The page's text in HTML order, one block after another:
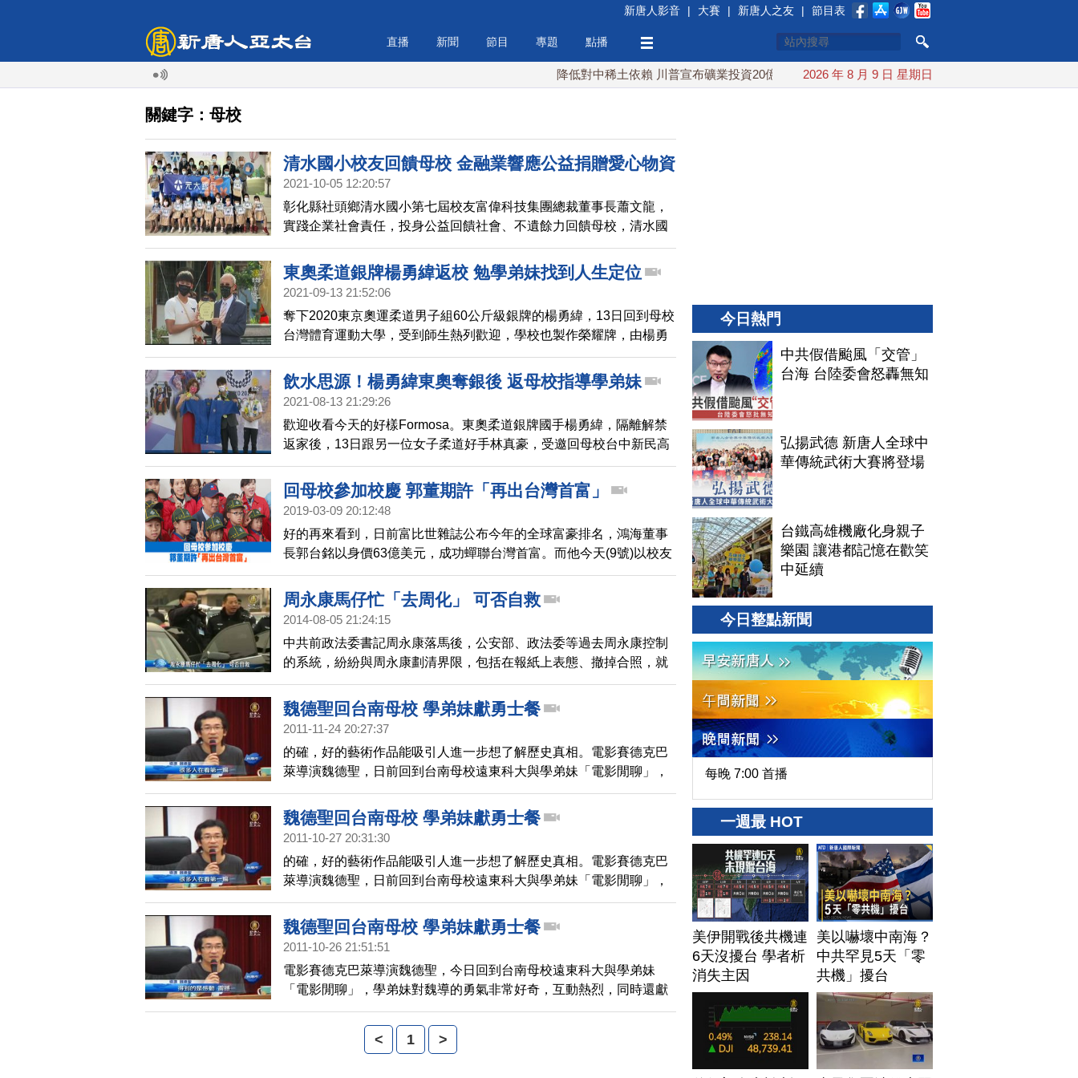
新唐人影音 | 大賽 | 新唐人之友 | 節目表
直播 新聞 節目 專題 點播
降低對中稀土依賴 川普宣布礦業投資20億美元 中東局勢動盪 土耳其沙特巴基斯坦誓共同防禦
2026 年 8 月 9 日 星期日
關鍵字：母校
清水國小校友回饋母校 金融業響應公益捐贈愛心物資
2021-10-05 12:20:57
​彰化縣社頭鄉清水國小第七屆校友富偉科技集團總裁董事長蕭文龍，
實踐企業社會責任，投身公益回饋社會、不遺餘力回饋母校，清水國
小的前庭工程，蕭文龍董事長出資四十萬元加上校友會的募款，讓校
園景觀更亮麗，家長和老師停車便利又安全。
東奧柔道銀牌楊勇緯返校 勉學弟妹找到人生定位
2021-09-13 21:52:06
奪下2020東京奧運柔道男子組60公斤級銀牌的楊勇緯，13日回到母校
台灣體育運動大學，受到師生熱列歡迎，學校也製作榮耀牌，由楊勇
緯親手植牌，鑲嵌在校內的凱旋大道上。
飲水思源！楊勇緯東奧奪銀後 返母校指導學弟妹
2021-08-13 21:29:26
歡迎收看今天的好樣Formosa。東奧柔道銀牌國手楊勇緯，隔離解禁
返家後，13日跟另一位女子柔道好手林真豪，受邀回母校台中新民高
中，接受英雄式的歡迎，楊勇緯抱著飲水思源的感恩心情，致詞時還
一度激動哽咽，而學校也致贈金牌手鍊，預祝楊勇緯，2024巴黎奧
運，能替台灣柔道，再添一金！
回母校參加校慶 郭董期許「再出台灣首富」
2019-03-09 20:12:48
好的再來看到，日前富比世雜誌公布今年的全球富豪排名，鴻海董事
長郭台銘以身價63億美元，成功蟬聯台灣首富。而他今天(9號)以校友
身分出席板橋國小120周年校慶時，更直接對在座的學弟妹們說，你
們當中一定會出一個台灣首富。
周永康馬仔忙「去周化」 可否自救
2014-08-05 21:24:15
中共前政法委書記周永康落馬後，公安部、政法委等過去周永康控制
的系統，紛紛與周永康劃清界限，包括在報紙上表態、撤掉合照，就
連母校，都想盡辦法遮擋住周永康的題詞。
魏德聖回台南母校 學弟妹獻勇士餐
2011-11-24 20:27:37
的確，好的藝術作品能吸引人進一步想了解歷史真相。電影賽德克巴
萊導演魏德聖，日前回到台南母校遠東科大與學弟妹「電影閒聊」，
學弟妹對魏導的勇氣非常好奇，不但互動熱烈，還獻上賽德克勇士
餐，表達他們對學長 的支持。
魏德聖回台南母校 學弟妹獻勇士餐
2011-10-27 20:31:30
的確，好的藝術作品能吸引人進一步想了解歷史真相。電影賽德克巴
萊導演魏德聖，日前回到台南母校遠東科大與學弟妹「電影閒聊」，
學弟妹對魏導的勇氣非常好奇，不但互動熱烈，還獻上賽德克勇士
餐，表達他們對學長 的支持。
魏德聖回台南母校 學弟妹獻勇士餐
2011-10-26 21:51:51
電影賽德克巴萊導演魏德聖，今日回到台南母校遠東科大與學弟妹
「電影閒聊」，學弟妹對魏導的勇氣非常好奇，互動熱烈，同時還獻
上賽德克勇士餐，表達他們對學長的支持。
< 1 >
今日熱門
中共假借颱風「交管」
台海 台陸委會怒轟無知
弘揚武德 新唐人全球中
華傳統武術大賽將登場
台鐵高雄機廠化身親子
樂園 讓港都記憶在歡笑
中延續
今日整點新聞
每晚 7:00 首播
一週最 HOT
美伊開戰後共機連
6天沒擾台 學者析
消失主因
美以嚇壞中南海？
中共罕見5天「零
共機」擾台